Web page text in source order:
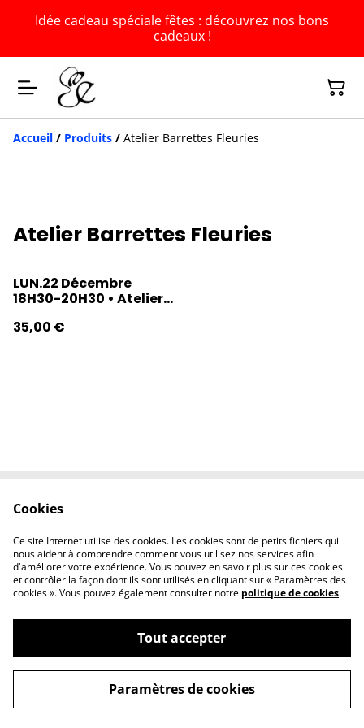
Idée cadeau spéciale fêtes : découvrez nos bons
cadeaux !
Accueil / Produits / Atelier Barrettes Fleuries
Atelier Barrettes Fleuries
LUN.22 Décembre
18H30-20H30 • Atelier
35,00 €
Contactez-nous
Politique de
confidentialité
Politique de
cookies
©2026l'éclipse
powered by
Cookies
Ce site Internet utilise des cookies. Les cookies sont de petits fichiers qui
nous aident à comprendre comment vous utilisez nos services afin
d'améliorer votre expérience. Vous pouvez en savoir plus sur ces cookies
et contrôler la façon dont ils sont utilisés en cliquant sur « Paramètres des
cookies ». Vous pouvez également consulter notre politique de cookies.
Tout accepter
Paramètres de cookies